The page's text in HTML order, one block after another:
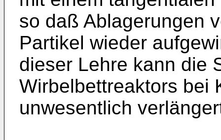
so daß Ablagerungen
Partikel wieder
dieser Lehre kann die
Wirbelbettreaktors bei
unwesentlich